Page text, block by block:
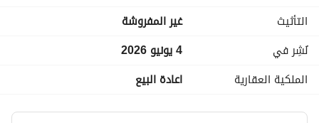
التأثيث
غير المفروشة
نُشِر في
4 يونيو 2026
الملكية العقارية
اعادة البيع